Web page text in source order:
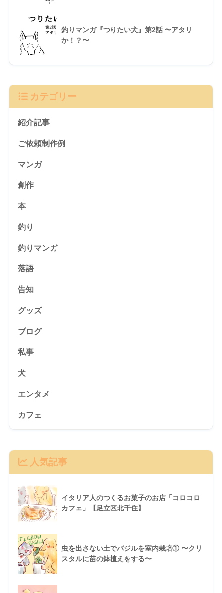
釣りマンガ『つりたい犬』第2話 〜アタリ
か！？〜
カテゴリー
紹介記事
ご依頼制作例
マンガ
創作
本
釣り
釣りマンガ
落語
告知
グッズ
ブログ
私事
犬
エンタメ
カフェ
人気記事
イタリア人のつくるお菓子のお店「コロコロ
カフェ」【足立区北千住】
虫を出さない土でバジルを室内栽培① 〜クリ
スタルに苗の鉢植えをする〜